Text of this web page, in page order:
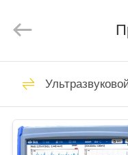
ДОМ
ПРОДУКТЫ
Rights